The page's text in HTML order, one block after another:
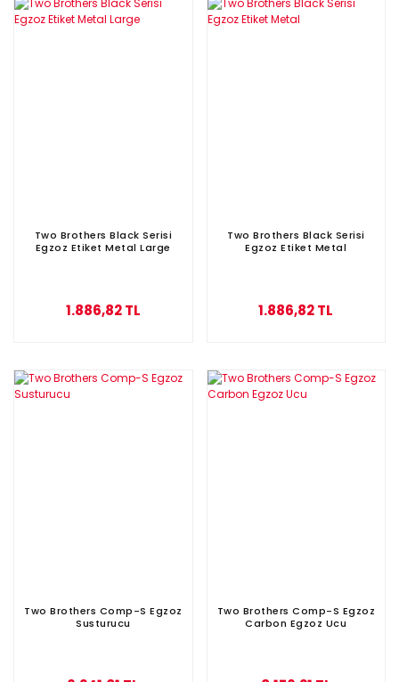
Two Brothers Black Serisi
Egzoz Etiket Metal Large
1.886,82 TL
Two Brothers Black Serisi
Egzoz Etiket Metal
1.886,82 TL
Two Brothers Comp-S Egzoz
Susturucu
Two Brothers Comp-S Egzoz
Carbon Egzoz Ucu